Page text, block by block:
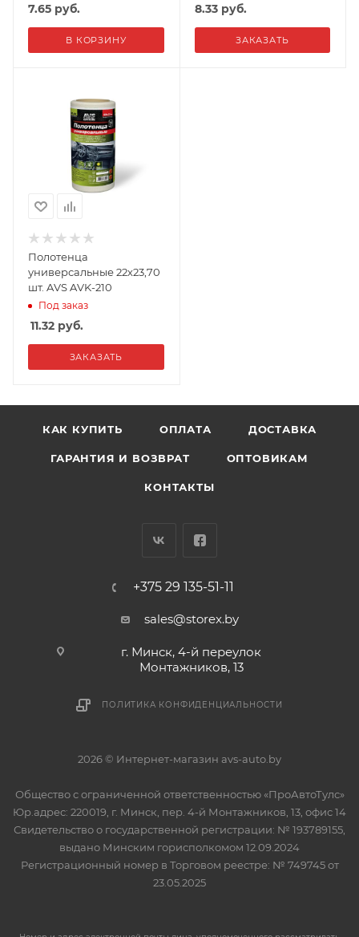
7.65 руб.
В КОРЗИНУ
8.33руб.
ЗАКАЗАТЬ
Полотенца
универсальные 22х23,70
шт. AVS AVK-210
Под заказ
11.32 руб.
ЗАКАЗАТЬ
КАК КУПИТЬ ОПЛАТА ДОСТАВКА
ГАРАНТИЯ И ВОЗВРАТ ОПТОВИКАМ
КОНТАКТЫ
+375 29 135-51-11
sales@storex.by
г. Минск, 4-й переулок
Монтажников, 13
ПОЛИТИКА КОНФИДЕНЦИАЛЬНОСТИ
2026 © Интернет-магазин avs-auto.by
Общество с ограниченной ответственностью «ПроАвтоТулс»
Юр.адрес: 220019, г. Минск, пер. 4-й Монтажников, 13, офис 14
Свидетельство о государственной регистрации: № 193789155,
выдано Минским горисполкомом 12.09.2024
Регистрационный номер в Торговом реестре: № 749745 от
23.05.2025